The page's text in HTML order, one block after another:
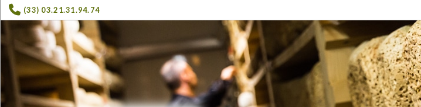
(33) 03.21.31.94.74